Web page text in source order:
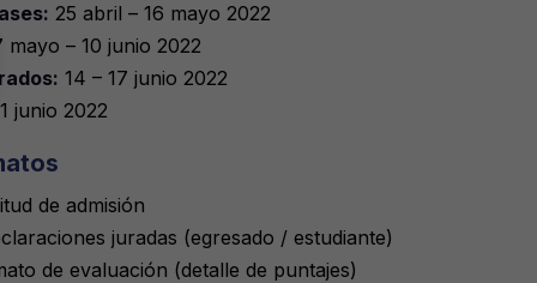
25 abril – 16 mayo 2022
mayo – 10 junio 2022
14 – 17 junio 2022
junio 2022
de admisión
juradas (egresado / estudiante)
de evaluación (detalle de puntajes)